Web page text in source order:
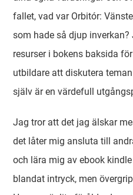
fallet, vad var Orbitór:
som hade så djup
resurser i bokens baksida
utbildare att diskutera
själv är en värdefull
Jag tror att det jag älskar
det låter mig ansluta till
och lära mig av ebook
blandat intryck, men